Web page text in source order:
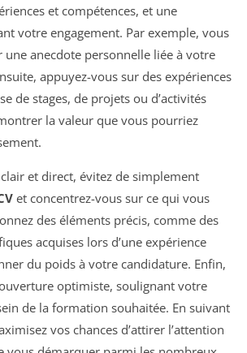
et compétences, et une
votre engagement. Par exemple, vous
une anecdote personnelle liée à votre
appuyez-vous sur des expériences
de stages, de projets ou d’activités
la valeur que vous pourriez
et direct, évitez de simplement
et concentrez-vous sur ce qui vous
des éléments précis, comme des
acquises lors d’une expérience
du poids à votre candidature. Enfin,
optimiste, soulignant votre
de la formation souhaitée. En suivant
vos chances d’attirer l’attention